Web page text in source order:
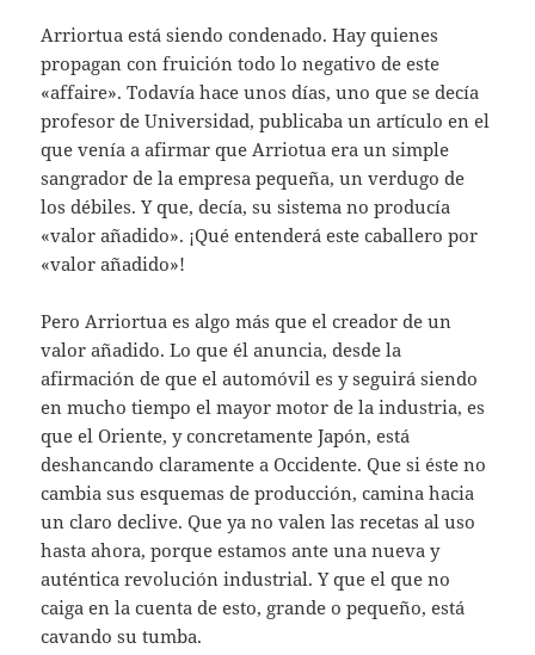
Arriortua está siendo condenado. Hay quienes
propagan con fruición todo lo nega­tivo de este
«affaire». Todavía hace unos días, uno que se decía
profesor de Universidad, publicaba un artículo en el
que venía a afir­mar que Arriotua era un simple
sangrador de la empresa pequeña, un verdugo de
los débiles. Y que, decía, su sistema no producía
«valor añadido». ¡Qué entenderá este caba­llero por
«valor añadido»!
Pero Arriortua es algo más que el creador de un
valor añadido. Lo que él anuncia, des­de la
afirmación de que el automóvil es y se­guirá siendo
en mucho tiempo el mayor mo­tor de la industria, es
que el Oriente, y con­cretamente Japón, está
deshancando clara­mente a Occidente. Que si éste no
cambia sus esquemas de producción, camina hacia
un claro declive. Que ya no valen las recetas al uso
hasta ahora, porque estamos ante una nueva y
auténtica revolución industrial. Y que el que no
caiga en la cuenta de esto, grande o pequeño, está
cavando su tumba.